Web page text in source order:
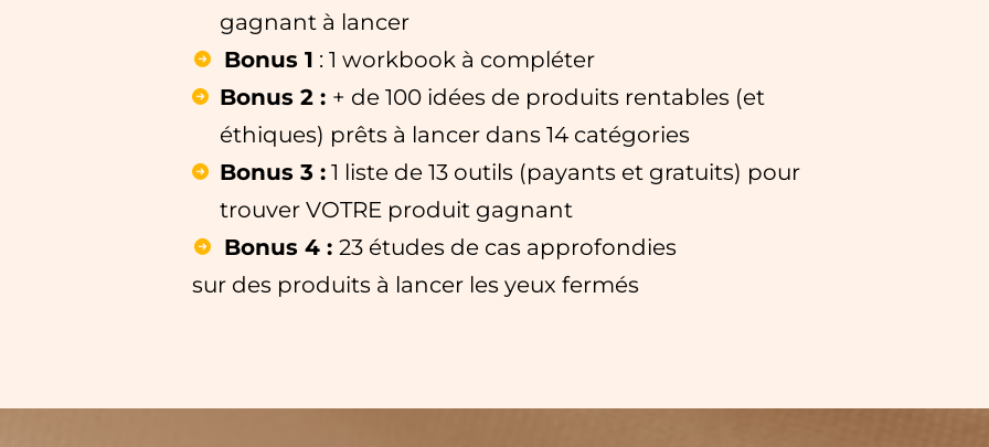
gagnant à lancer
Bonus 1 : 1 workbook à compléter
Bonus 2 : + de 100 idées de produits rentables (et
éthiques) prêts à lancer dans 14 catégories
Bonus 3 : 1 liste de 13 outils (payants et gratuits) pour
trouver VOTRE produit gagnant
Bonus 4 : 23 études de cas approfondies
sur des produits à lancer les yeux fermés